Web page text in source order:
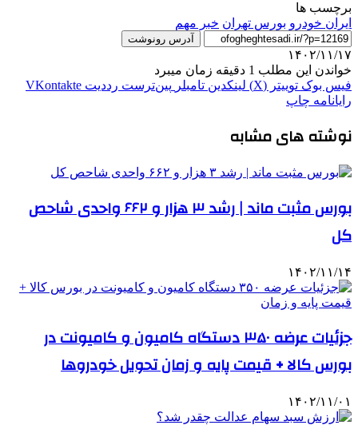
برچسب ها
ايران خودرو بورس تهران خبر مهم
آدرس رونوشت
۱۴۰۲/۱۱/۱۷
خواندن این مطلب 1 دقیقه زمان میبرد
فیس بوک توییتر (X) لینکدین ‫تامبلر ‫پین‌ترست ‫رددیت ‫VKontakte
رایانامه چاپ
نوشته های مشابه
بورس مثبت ماند | رشد ۳ هزار و ۶۶۲ واحدی شاحص
کل
۱۴۰۲/۱۱/۱۴
جزئیات عرضه ۳۵۰ دستگاه کامیون و کامیونت در
بورس کالا + قیمت پایه و زمان تحویل خودروها
۱۴۰۲/۱۱/۰۱